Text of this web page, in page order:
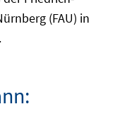
(FAU) in